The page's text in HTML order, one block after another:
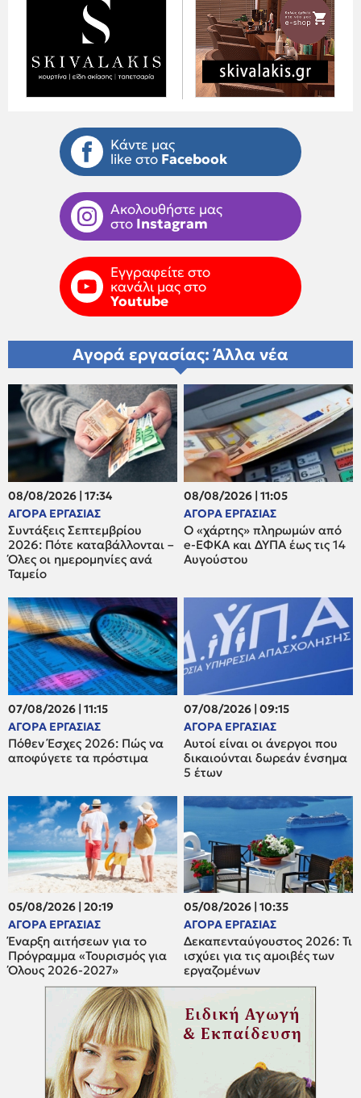
Κάντε μας
like στο Facebook
Ακολουθήστε μας
στο Instagram
Εγγραφείτε στο
κανάλι μας στο
Youtube
Αγορά εργασίας: Άλλα νέα
08/08/2026 | 17:34
ΑΓΟΡΑ ΕΡΓΑΣΙΑΣ
Συντάξεις Σεπτεμβρίου
2026: Πότε καταβάλλονται –
Όλες οι ημερομηνίες ανά
Ταμείο
08/08/2026 | 11:05
ΑΓΟΡΑ ΕΡΓΑΣΙΑΣ
Ο «χάρτης» πληρωμών από
e-ΕΦΚΑ και ΔΥΠΑ έως τις 14
Αυγούστου
07/08/2026 | 11:15
ΑΓΟΡΑ ΕΡΓΑΣΙΑΣ
Πόθεν Έσχες 2026: Πώς να
αποφύγετε τα πρόστιμα
07/08/2026 | 09:15
ΑΓΟΡΑ ΕΡΓΑΣΙΑΣ
Αυτοί είναι οι άνεργοι που
δικαιούνται δωρεάν ένσημα
5 έτων
05/08/2026 | 20:19
ΑΓΟΡΑ ΕΡΓΑΣΙΑΣ
Έναρξη αιτήσεων για το
Πρόγραμμα «Τουρισμός για
Όλους 2026-2027»
05/08/2026 | 10:35
ΑΓΟΡΑ ΕΡΓΑΣΙΑΣ
Δεκαπενταύγουστος 2026: Τι
ισχύει για τις αμοιβές των
εργαζομένων